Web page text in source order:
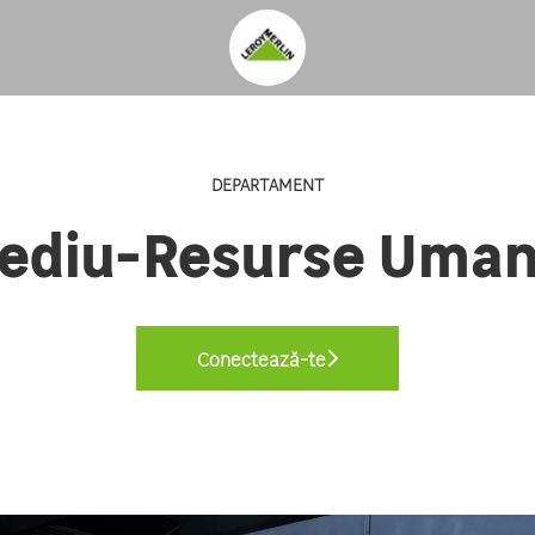
DEPARTAMENT
Resurse
Conectează-te